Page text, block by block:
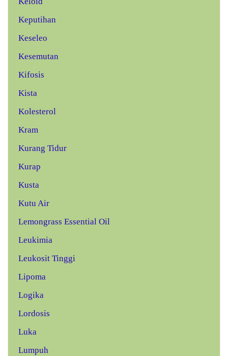
Keputihan
Keseleo
Kesemutan
Kifosis
Kista
Kolesterol
Kram
Kurang Tidur
Kurap
Kusta
Kutu Air
Lemongrass Essential Oil
Leukimia
Leukosit Tinggi
Lipoma
Logika
Lordosis
Luka
Lumpuh